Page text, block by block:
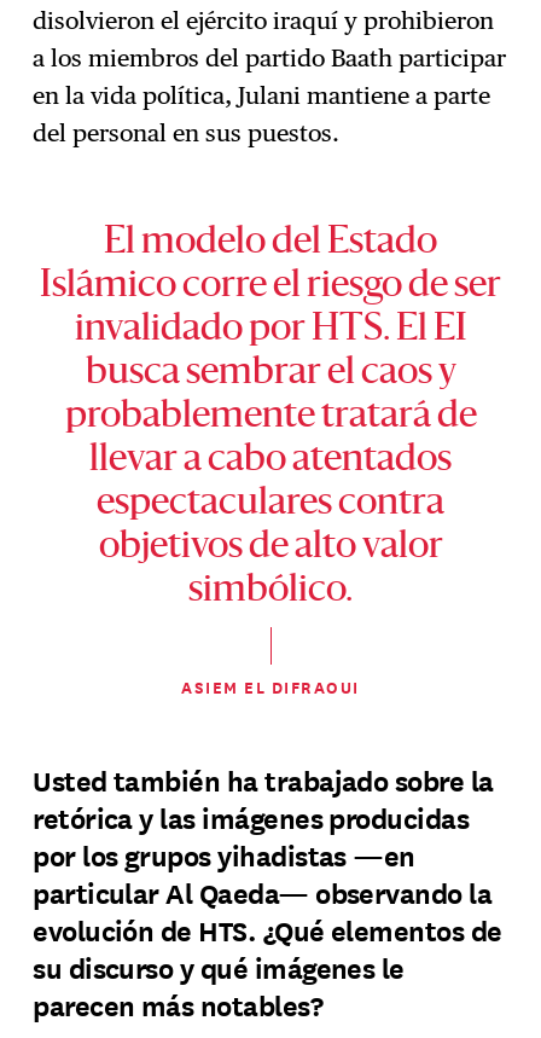
disolvieron el ejército iraquí y prohibieron
a los miembros del partido Baath participar
en la vida política, Julani mantiene a parte
del personal en sus puestos.
El modelo del Estado
Islámico corre el riesgo de ser
invalidado por HTS. El EI
busca sembrar el caos y
probablemente tratará de
llevar a cabo atentados
espectaculares contra
objetivos de alto valor
simbólico.
ASIEM EL DIFRAOUI
Usted también ha trabajado sobre la
retórica y las imágenes producidas
por los grupos yihadistas —en
particular Al Qaeda— observando la
evolución de HTS. ¿Qué elementos de
su discurso y qué imágenes le
parecen más notables?